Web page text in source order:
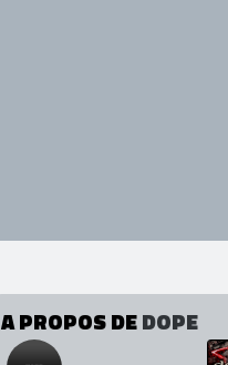
A PROPOS DEDOPE